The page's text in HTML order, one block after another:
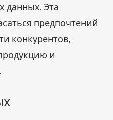
данных. Эта
предпочтений
конкурентов,
и